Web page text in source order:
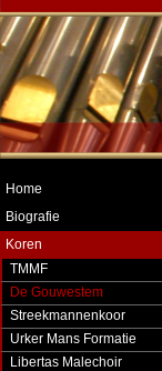
Home
Biografie
Koren
TMMF
De Gouwestem
Streekmannenkoor
Urker Mans Formatie
Libertas Malechoir